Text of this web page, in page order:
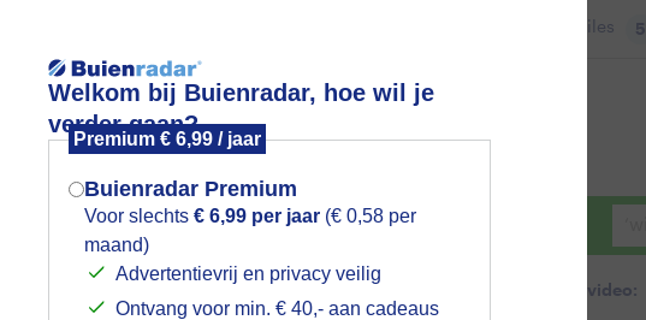
Welkom bij Buienradar, hoe wil je
verder gaan?
Premium € 6,99 / jaar
Buienradar Premium
Voor slechts € 6,99 per jaar (€ 0,58 per
maand)
Advertentievrij en privacy veilig
Ontvang voor min. € 40,- aan cadeaus
Files 5
Foto en video Weerzine
Zoeken in foto & video:
Mogen we je locatie gebruiken voor
het weer?